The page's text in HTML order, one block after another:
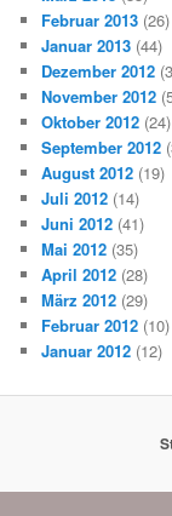
Februar 2013 (26)
Januar 2013 (44)
Dezember 2012
November 2012
Oktober 2012 (24)
September 2012
August 2012 (19)
Juli 2012 (14)
Juni 2012 (41)
Mai 2012 (35)
April 2012 (28)
März 2012 (29)
Februar 2012 (10)
Januar 2012 (12)